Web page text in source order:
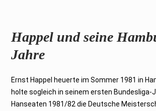
Happel und seine
Jahre
Ernst Happel heuerte im Sommer 1981 in
holte sogleich in seinem ersten Bundesliga-
Hanseaten 1981/82 die Deutsche